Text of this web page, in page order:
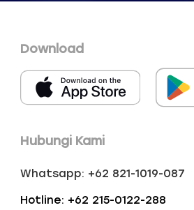
Download
Hubungi Kami
Whatsapp: +62 821-1019-087
Hotline: +62 215-0122-288